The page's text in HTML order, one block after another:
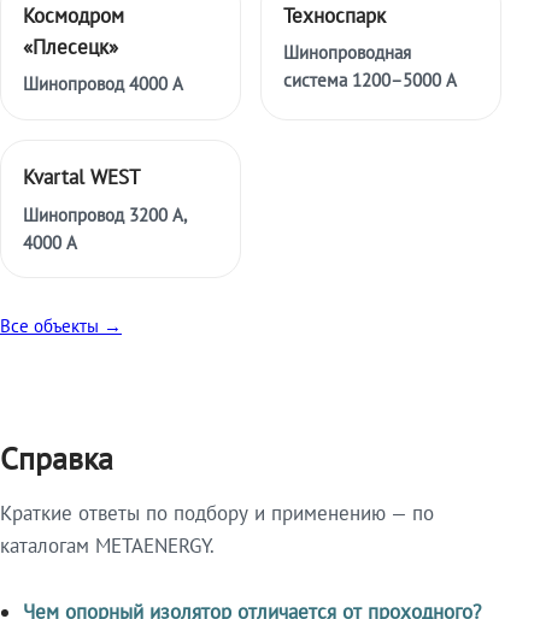
Космодром
«Плесецк»
Шинопровод 4000 А
Техноспарк
Шинопроводная
система 1200–5000 А
Kvartal WEST
Шинопровод 3200 А,
4000 А
Все объекты →
Справка
Краткие ответы по подбору и применению — по
каталогам METAENERGY.
Чем опорный изолятор отличается от проходного?